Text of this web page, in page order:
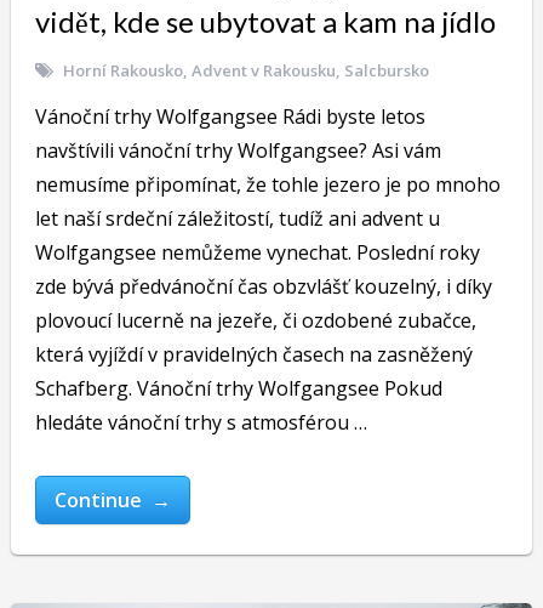
vidět, kde se ubytovat a kam na jídlo
Horní Rakousko, Advent v Rakousku, Salcbursko
Vánoční trhy Wolfgangsee Rádi byste letos
navštívili vánoční trhy Wolfgangsee? Asi vám
nemusíme připomínat, že tohle jezero je po mnoho
let naší srdeční záležitostí, tudíž ani advent u
Wolfgangsee nemůžeme vynechat. Poslední roky
zde bývá předvánoční čas obzvlášť kouzelný, i díky
plovoucí lucerně na jezeře, či ozdobené zubačce,
která vyjíždí v pravidelných časech na zasněžený
Schafberg. Vánoční trhy Wolfgangsee Pokud
hledáte vánoční trhy s atmosférou …
Continue →